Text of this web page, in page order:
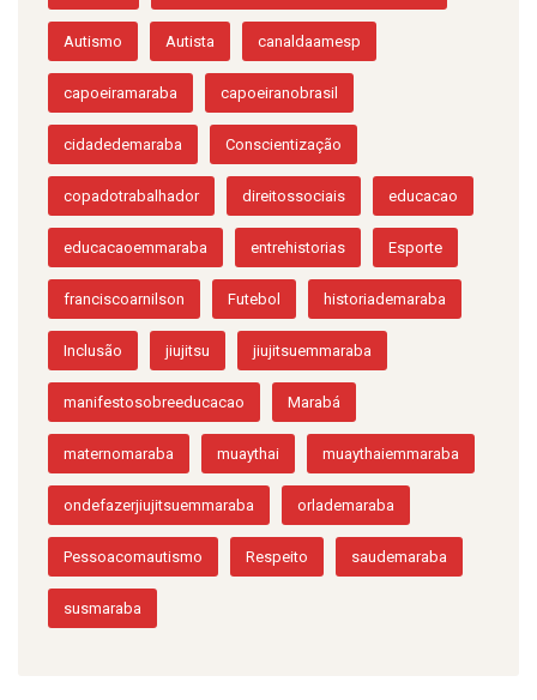
Autismo Autista canaldaamesp
capoeiramaraba capoeiranobrasil
cidadedemaraba Conscientização
copadotrabalhador direitossociais educacao
educacaoemmaraba entrehistorias Esporte
franciscoarnilson Futebol historiademaraba
Inclusão jiujitsu jiujitsuemmaraba
manifestosobreeducacao Marabá
maternomaraba muaythai muaythaiemmaraba
ondefazerjiujitsuemmaraba orlademaraba
Pessoacomautismo Respeito saudemaraba
susmaraba